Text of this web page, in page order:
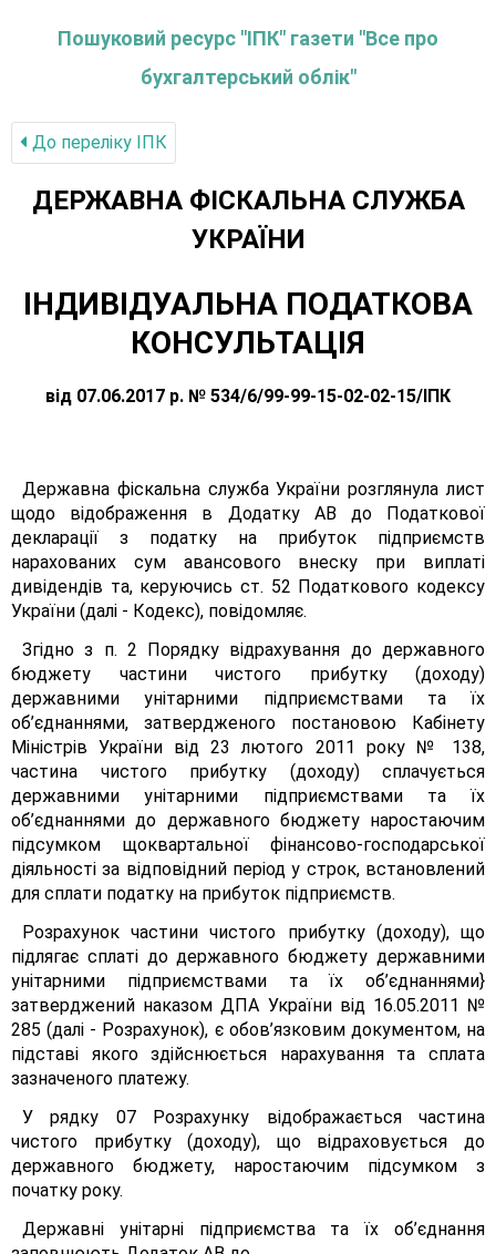
Пошуковий ресурс "ІПК" газети "Все про
бухгалтерський облік"
До переліку IПК
ДЕРЖАВНА ФІСКАЛЬНА СЛУЖБА
УКРАЇНИ
ІНДИВІДУАЛЬНА ПОДАТКОВА
КОНСУЛЬТАЦІЯ
від 07.06.2017 р. № 534/6/99-99-15-02-02-15/ІПК
Державна фіскальна служба України розглянула лист
щодо відображення в Додатку АВ до Податкової
декларації з податку на прибуток підприємств
нарахованих сум авансового внеску при виплаті
дивідендів та, керуючись ст. 52 Податкового кодексу
України (далі - Кодекс), повідомляє.
Згідно з п. 2 Порядку відрахування до державного
бюджету частини чистого прибутку (доходу)
державними унітарними підприємствами та їх
об’єднаннями, затвердженого постановою Кабінету
Міністрів України від 23 лютого 2011 року № 138,
частина чистого прибутку (доходу) сплачується
державними унітарними підприємствами та їх
об’єднаннями до державного бюджету наростаючим
підсумком щоквартальної фінансово-господарської
діяльності за відповідний період у строк, встановлений
для сплати податку на прибуток підприємств.
Розрахунок частини чистого прибутку (доходу), що
підлягає сплаті до державного бюджету державними
унітарними підприємствами та їх об’єднаннями}
затверджений наказом ДПА України від 16.05.2011 №
285 (далі - Розрахунок), є обов’язковим документом, на
підставі якого здійснюється нарахування та сплата
зазначеного платежу.
У рядку 07 Розрахунку відображається частина
чистого прибутку (доходу), що відраховується до
державного бюджету, наростаючим підсумком з
початку року.
Державні унітарні підприємства та їх об’єднання